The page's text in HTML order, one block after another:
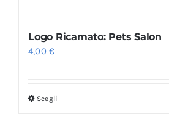
Logo Ricamato: Pets Salon
4,00€
Scegli